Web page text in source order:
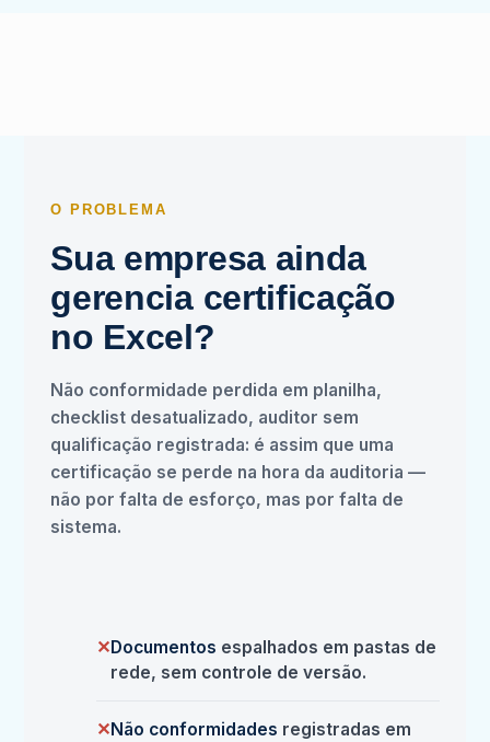
O PROBLEMA
Sua empresa ainda
gerencia certificação
no Excel?
Não conformidade perdida em planilha,
checklist desatualizado, auditor sem
qualificação registrada: é assim que uma
certificação se perde na hora da auditoria —
não por falta de esforço, mas por falta de
sistema.
✕Documentos espalhados em pastas de
rede, sem controle de versão.
✕Não conformidades registradas em